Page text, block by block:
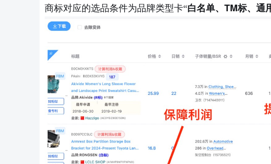
商标对应的选品条件为品牌类型卡“白名单、 TM标、通